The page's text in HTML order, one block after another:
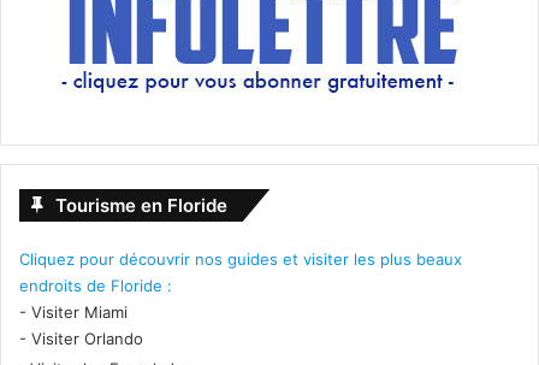
Tourisme en Floride
Cliquez pour découvrir nos guides et visiter les plus beaux
endroits de Floride :
- Visiter Miami
- Visiter Orlando